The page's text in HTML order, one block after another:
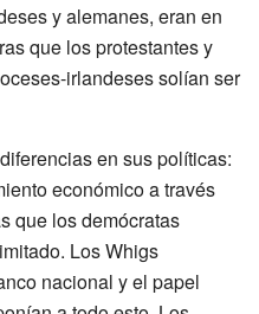
y alemanes, eran en
que los protestantes y
irlandeses solían ser
en sus políticas:
económico a través
que los demócratas
Los Whigs
nacional y el papel